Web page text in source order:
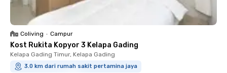
Coliving • Campur
Kost Rukita Kopyor 3 Kelapa Gading
Kelapa Gading Timur, Kelapa Gading
3.0 km dari rumah sakit pertamina jaya